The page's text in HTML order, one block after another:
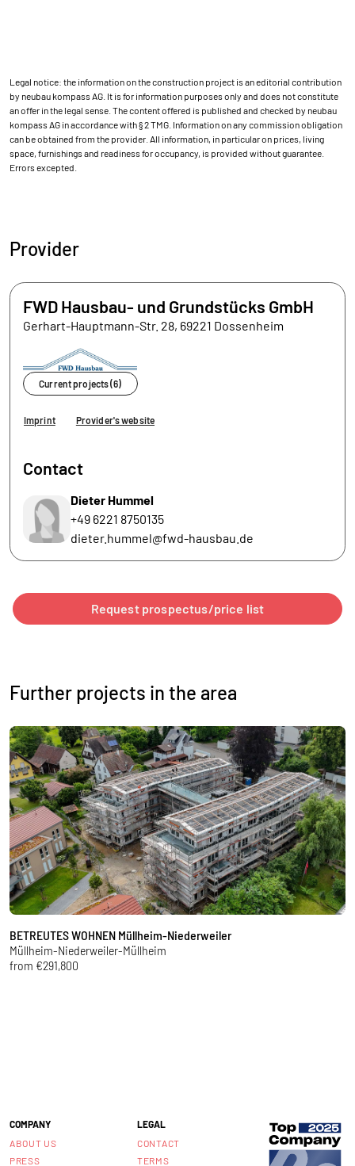
Legal notice: the information on the construction project is an editorial contribution
by neubau kompass AG. It is for information purposes only and does not constitute
an offer in the legal sense. The content offered is published and checked by neubau
kompass AG in accordance with § 2 TMG. Information on any commission obligation
can be obtained from the provider. All information, in particular on prices, living
space, furnishings and readiness for occupancy, is provided without guarantee.
Errors excepted.
Provider
FWD Hausbau- und Grundstücks GmbH
Gerhart-Hauptmann-Str. 28, 69221 Dossenheim
Current projects (6)
Imprint Provider's website
Contact
Dieter Hummel
+49 6221 8750135
dieter.hummel@fwd-hausbau.de
Request prospectus/price list
Further projects in the area
BETREUTES WOHNEN Müllheim-Niederweiler
Müllheim-Niederweiler-Müllheim
from €291,800
COMPANY
ABOUT US
PRESS
LEGAL
CONTACT
TERMS